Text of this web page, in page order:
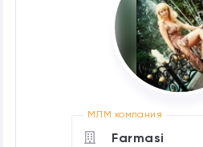
МЛМ компания
Farmasi